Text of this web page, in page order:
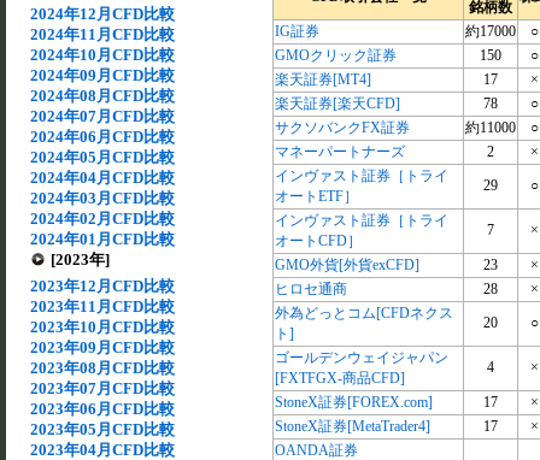
2024年12月CFD比較
2024年11月CFD比較
2024年10月CFD比較
2024年09月CFD比較
2024年08月CFD比較
2024年07月CFD比較
2024年06月CFD比較
2024年05月CFD比較
2024年04月CFD比較
2024年03月CFD比較
2024年02月CFD比較
2024年01月CFD比較
[2023年]
2023年12月CFD比較
2023年11月CFD比較
2023年10月CFD比較
2023年09月CFD比較
2023年08月CFD比較
2023年07月CFD比較
2023年06月CFD比較
2023年05月CFD比較
2023年04月CFD比較
銘柄数
IG証券 約17000
○
GMOクリック証券
150
○
楽天証券[MT4]
17
×
楽天証券[楽天CFD]
78
○
サクソバンクFX証券
約11000
○
マネーパートナーズ
2
×
インヴァスト証券［トライ
オートETF］
29 ○
インヴァスト証券［トライ
オートCFD］
7 ×
GMO外貨[外貨exCFD] 23
×
ヒロセ通商
28
×
外為どっとコム[CFDネクス
ト]
20 ○
ゴールデンウェイジャパン
[FXTFGX-商品CFD]
4 ×
StoneX証券[FOREX.com] 17
×
StoneX証券[MetaTrader4]
17
×
OANDA証券